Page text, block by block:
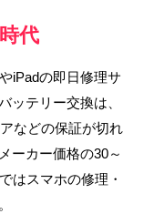
代
iPadの即日修理サ
ッテリー交換は、
などの保証が切れ
ーカー価格の30～
はスマホの修理・